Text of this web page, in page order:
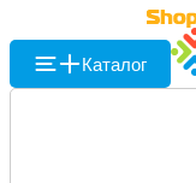
Каталог